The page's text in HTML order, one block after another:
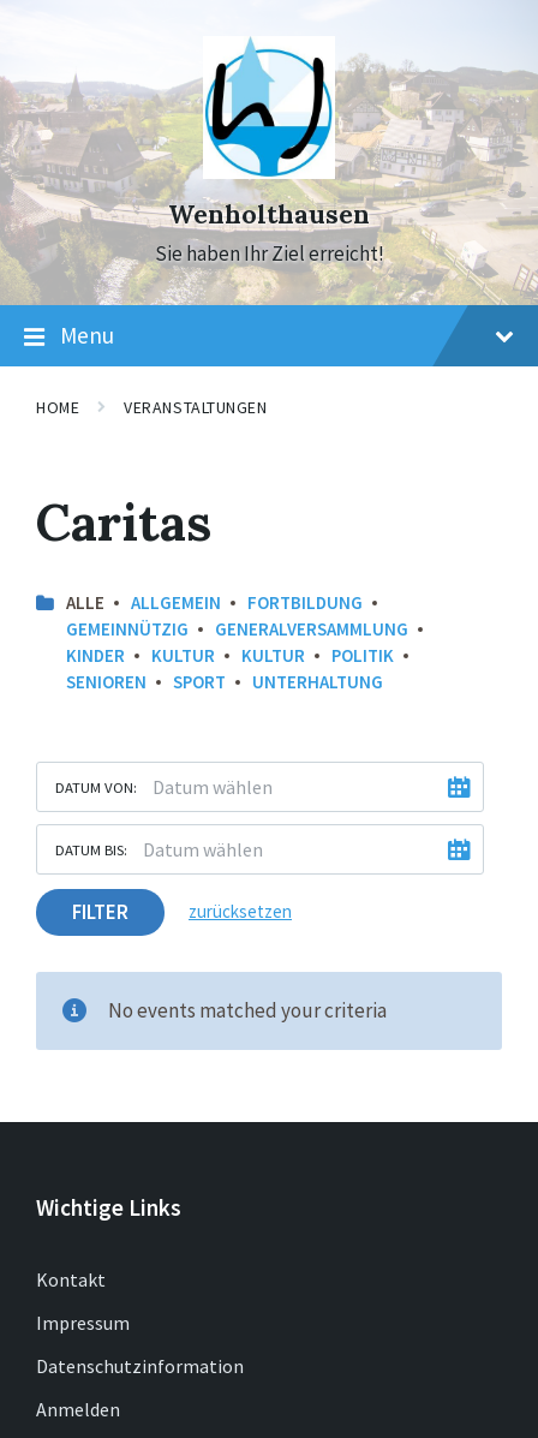
navigation
Wenholthausen
Sie haben Ihr Ziel erreicht!
Menu
HOME VERANSTALTUNGEN
Caritas
ALLE ALLGEMEIN
FORTBILDUNG
GEMEINNÜTZIG
GENERALVERSAMMLUNG
KINDER
KULTUR KULTUR
POLITIK
SENIOREN
SPORT UNTERHALTUNG
DATUM VON:
DATUM BIS:
FILTER zurücksetzen
No events matched your criteria
Wichtige Links
Kontakt
Impressum
Datenschutzinformation
Anmelden